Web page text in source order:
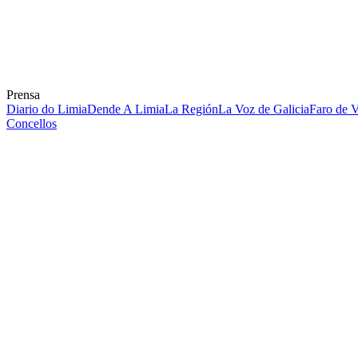
Prensa
Diario do LimiaDende A LimiaLa RegiónLa Voz de GaliciaFaro de
Concellos